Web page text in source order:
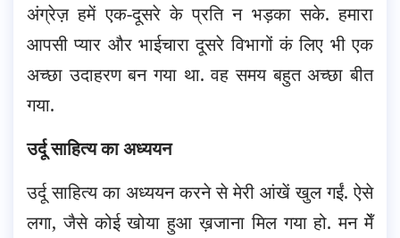
अंग्रेज़ हमें एक-दूसरे के प्रति न भड़का सके. हमारा
आपसी प्यार और भाईचारा दूसरे विभागों कं लिए भी एक
अच्छा उदाहरण बन गया था. वह समय बहुत अच्छा बीत
गया.
उर्दू साहित्य का अध्ययन
उर्दू साहित्य का अध्ययन करने से मेरी आंखें खुल गईं. ऐसे
लगा, जैसे कोई खोया हुआ ख़जाना मिल गया हो. मन मेँ